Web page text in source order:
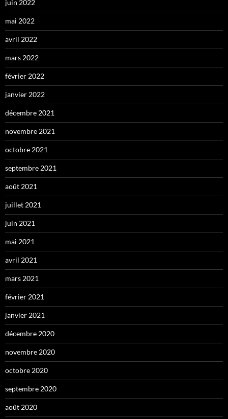
juin 2022
mai 2022
avril 2022
mars 2022
février 2022
janvier 2022
décembre 2021
novembre 2021
octobre 2021
septembre 2021
août 2021
juillet 2021
juin 2021
mai 2021
avril 2021
mars 2021
février 2021
janvier 2021
décembre 2020
novembre 2020
octobre 2020
septembre 2020
août 2020